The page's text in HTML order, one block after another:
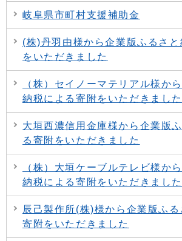
岐阜県市町村支援補助金
(株)丹羽由様から企業版ふるさ
をいただきました
（株）セイノーマテリアル様か
納税による寄附をいただきました
大垣西濃信用金庫様から企業版
る寄附をいただきました
（株）大垣ケーブルテレビ様か
納税による寄附をいただきました
辰己製作所(株)様から企業版ふる
寄附をいただきました